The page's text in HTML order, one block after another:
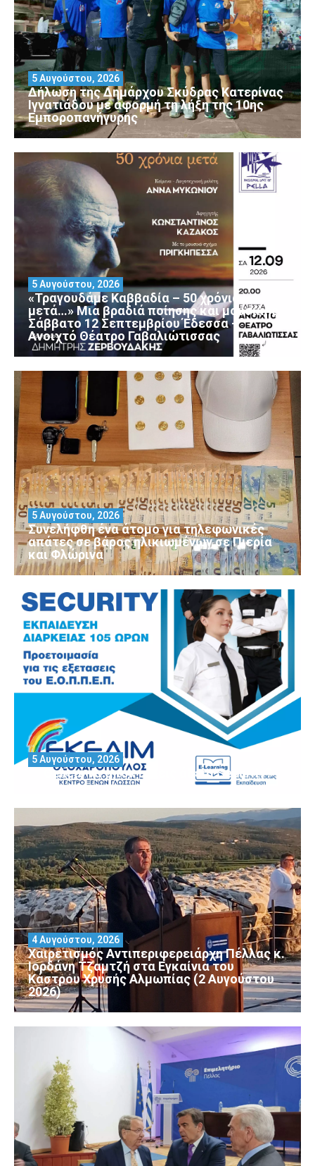
Δήλωση της Δημάρχου Σκύδρας Κατερίνας
Ιγνατιάδου με αφορμή τη λήξη της 10ης
Εμποροπανήγυρης
5 Αυγούστου, 2026
«Τραγουδάμε Καββαδία – 50 χρόνια
μετά…» Μια βραδιά ποίησης και μουσικής
Σάββατο 12 Σεπτεμβρίου Έδεσσα –
Ανοιχτό Θέατρο Γαβαλιώτισσας
5 Αυγούστου, 2026
Συνελήφθη ένα άτομο για τηλεφωνικές
απάτες σε βάρος ηλικιωμένων σε Πιερία
και Φλώρινα
5 Αυγούστου, 2026
Θέλεις να αποκτήσεις άδεια Security?
5 Αυγούστου, 2026
Χαιρετισμός Αντιπεριφερειάρχη Πέλλας κ.
Ιορδάνη Τζαμτζή στα Εγκαίνια του
Κάστρου Χρυσής Αλμωπίας (2 Αυγούστου
2026)
4 Αυγούστου, 2026